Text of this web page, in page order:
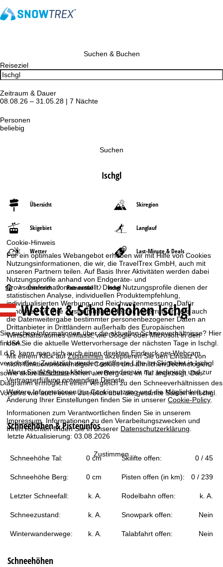
Cookie-Hinweis
Für ein optimales Webangebot erheben wir mit Hilfe von Cookies
Nutzungsinformationen, die wir, die TravelTrex GmbH, auch mit
unseren Partnern teilen. Auf Basis Ihrer Aktivitäten werden dabei
Nutzungsprofile anhand von Endgeräte- und
Browserinformationen erstellt. Diese Nutzungsprofile dienen der
statistischen Analyse, individuellen Produktempfehlung,
individualisierten Werbung und Reichweitenmessung. Dafür
benötigen wir Ihre Zustimmung (jederzeit widerrufbar), die auch
die Datenweitergabe bestimmter personenbezogener Daten an
Drittanbieter in Drittländern außerhalb des Europäischen
Wirtschaftsraumes umfasst, wie Google oder Microsoft in den
USA.
Mit einem Klick aufZustimmenakzeptieren Sie den Einsatz von
nicht funktionsnotwendigen Cookies und ähnlichen Technologien.
Wenn SieAblehnenklicken, verwenden wir nur technisch und zur
Vertragserfüllung notwendige Dienste.
Weitere Informationen zur Cookienutzung und die Möglichkeit zur
Änderung Ihrer Einstellungen finden Sie in unsererCookie-Policy.
Informationen zum Verantwortlichen finden Sie in unserem
Impressum. Informationen zu den Verarbeitungszwecken und
Ihren Rechten finden Sie in unserer Datenschutzerklärung.
Zustimmen
Suchen & Buchen
Reiseziel
Zeitraum & Dauer
08.08.26 – 31.05.28 | 7 Nächte
Personen
beliebig
Suchen
Ischgl
Übersicht Skiregion
Skigebiet Langlauf
Wetter Last-Minute & Deals
S
t
a
r
t
s
e
i
Österreich Paznauntal Ischgl
Wetter & Schneehöhen Ischgl
Sie suchen Informationen über die aktuellen Schneeverhältnisse? Hier
finden Sie die aktuelle Wettervorhersage der nächsten Tage in Ischgl.
I.d.R. kann man sich auch einen direkten Eindruck per Webcam
verschaffen. Zusätzlich werden geöffnete Lifte im Skigebiet in Ischgl
sowie aktuelle Schneehöhen am Berg und im Tal angezeigt. Das
Diagramm ermöglicht einen Vergleich zu den Schneeverhältnissen des
Vorjahrs wie auch einen Überblick über die gesamte Saison in Ischgl.
Schneehöhen & Pisteninfos
letzte Aktualisierung: 03.08.2026
Schneehöhe Tal: 0 cm Skilifte offen: 0 / 45
Schneehöhe Berg: 0 cm Pisten offen (in km): 0 / 239
Letzter Schneefall: k. A. Rodelbahn offen: k. A.
Schneezustand: k. A. Snowpark offen: Nein
Winterwanderwege: k. A. Talabfahrt offen: Nein
Schneehöhen